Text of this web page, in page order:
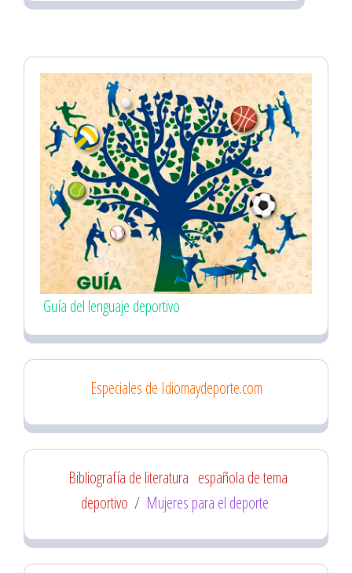
Guía del lenguaje deportivo
Especiales de Idiomaydeporte.com
Bibliografía de literatura española de tema
deportivo / Mujeres para el deporte